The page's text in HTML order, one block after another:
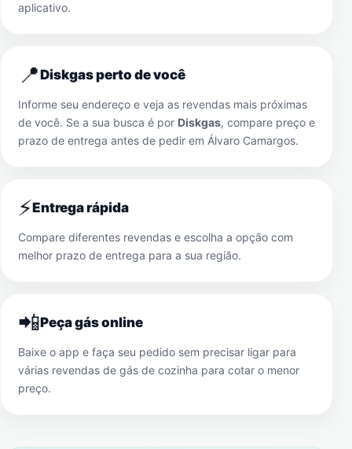
aplicativo.
📍Diskgas perto de você
Informe seu endereço e veja as revendas mais próximas
de você. Se a sua busca é por Diskgas, compare preço e
prazo de entrega antes de pedir em Álvaro Camargos.
⚡Entrega rápida
Compare diferentes revendas e escolha a opção com
melhor prazo de entrega para a sua região.
📲Peça gás online
Baixe o app e faça seu pedido sem precisar ligar para
várias revendas de gás de cozinha para cotar o menor
preço.